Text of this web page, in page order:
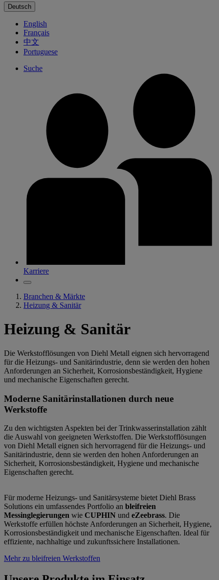
Deutsch
English
Français
中文
Portuguese
Suche
Karriere
Branchen & Märkte
Heizung & Sanitär
Heizung & Sanitär
Die Werkstofflösungen von Diehl Metall eignen sich hervorragend
für die Heizungs- und Sanitärindustrie, denn sie werden den hohen
Anforderungen an Sicherheit, Korrosionsbeständigkeit, Hygiene
und mechanische Eigenschaften gerecht.
Moderne Sanitärinstallationen durch neue
Werkstoffe
Zu den wichtigsten Aspekten bei der Trinkwasserinstallation zählt
die Auswahl von geeigneten Werkstoffen. Die Werkstofflösungen
von Diehl Metall eignen sich hervorragend für die Heizungs- und
Sanitärindustrie, denn sie werden den hohen Anforderungen an
Sicherheit, Korrosionsbeständigkeit, Hygiene und mechanische
Eigenschaften gerecht.
Für moderne Heizungs- und Sanitärsysteme bietet Diehl Brass
Solutions ein umfassendes Portfolio an bleifreien
Messinglegierungen wie CUPHIN und eZeebrass. Die
Werkstoffe erfüllen höchste Anforderungen an Sicherheit, Hygiene,
Korrosionsbeständigkeit und mechanische Eigenschaften. Ideal für
effiziente, nachhaltige und zukunftssichere Installationen.
Mehr zu bleifreien Werkstoffen